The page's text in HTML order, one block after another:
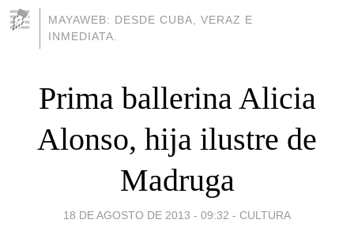
MAYAWEB: DESDE CUBA, VERAZ E
INMEDIATA.
Prima ballerina Alicia
Alonso, hija ilustre de
Madruga
18 DE AGOSTO DE 2013 - 09:32 - CULTURA